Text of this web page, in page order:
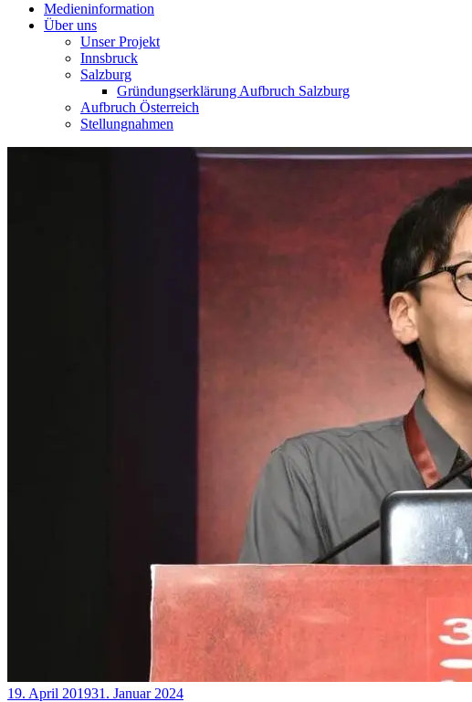
Medieninformation
Über uns
Unser Projekt
Innsbruck
Salzburg
Gründungserklärung Aufbruch Salzburg
Aufbruch Österreich
Stellungnahmen
19. April 201931. Januar 2024